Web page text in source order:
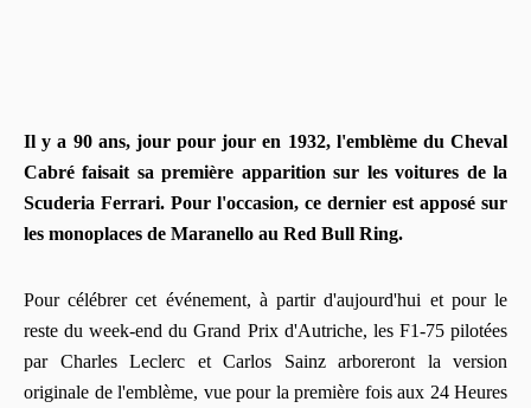
Il y a 90 ans, jour pour jour en 1932, l'emblème du Cheval
Cabré faisait sa première apparition sur les voitures de la
Scuderia Ferrari. Pour l'occasion, ce dernier est apposé sur
les monoplaces de Maranello au Red Bull Ring.
Pour célébrer cet événement, à partir d'aujourd'hui et pour le
reste du week-end du Grand Prix d'Autriche, les F1-75 pilotées
par Charles Leclerc et Carlos Sainz arboreront la version
originale de l'emblème, vue pour la première fois aux 24 Heures